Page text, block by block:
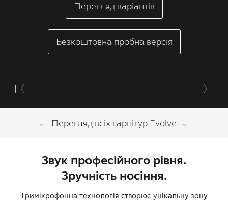
Перегляд варіантів
Безкоштовна пробна версія
Перегляд всіх гарнітур Evolve
Звук професійного рівня.
Зручність носіння.
Тримікрофонна технологія створює унікальну зону